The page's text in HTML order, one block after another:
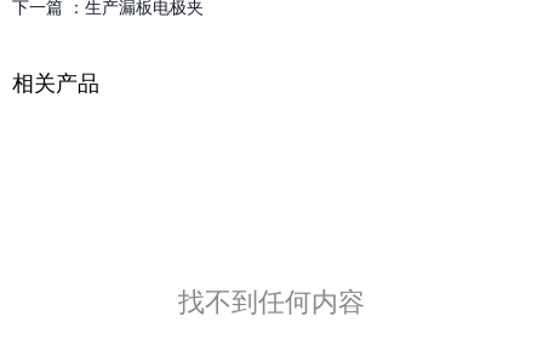
下一篇 ： 生产漏板电极夹
相关产品
找不到任何内容